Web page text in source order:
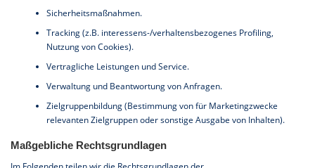
Sicherheitsmaßnahmen.
Tracking (z.B. interessens-/verhaltensbezogenes Profiling,
Nutzung von Cookies).
Vertragliche Leistungen und Service.
Verwaltung und Beantwortung von Anfragen.
Zielgruppenbildung (Bestimmung von für Marketingzwecke
relevanten Zielgruppen oder sonstige Ausgabe von Inhalten).
Maßgebliche Rechtsgrundlagen